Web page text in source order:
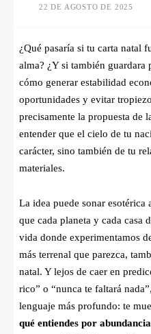
22 DE AGOSTO DE 2025
¿Qué pasaría si tu carta natal
alma? ¿Y si también guardara
cómo generar estabilidad
oportunidades y evitar
precisamente la propuesta de
entender que el cielo de tu
carácter, sino también de tu
materiales.
La idea puede sonar
que cada planeta y cada casa
vida donde experimentamos
más terrenal que parezca,
natal. Y lejos de caer en
rico” o “nunca te faltará
lenguaje más profundo: te
qué entiendes por